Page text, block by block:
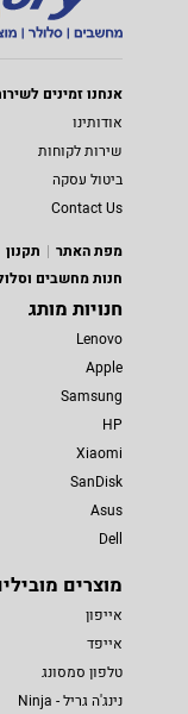
אנחנו זמינים
אודותינו
שירות לקוחות
ביטול עסקה
Contact Us
מפת האתר
תקנון
חנות מחשבים
חנויות מותג
Lenovo
Apple
Samsung
HP
Xiaomi
SanDisk
Asus
Dell
מוצרים
אייפון
אייפד
טלפון סמסונג
נינג'ה גריל - Ninja